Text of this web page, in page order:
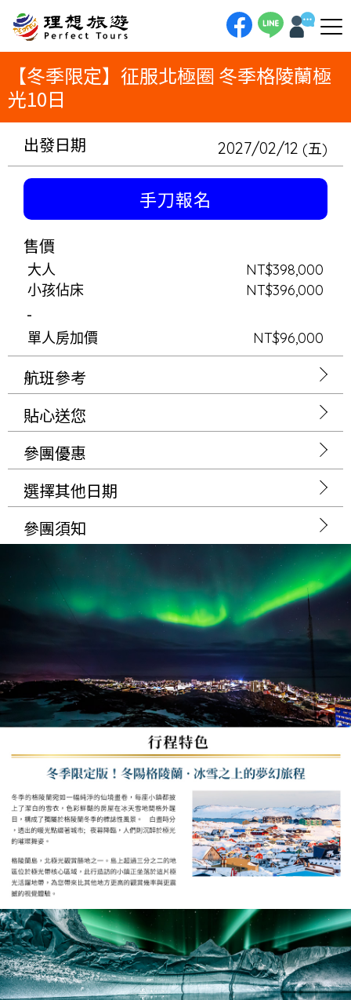
離感受冰山的巨偉。為您的追極光夢想升級：在舒適的極光玻璃屋中靜候幸福極光，或在北極營地體驗無光害的極致絢爛。更有
刺激的狗拉雪橇與壓雪車探險。格陵蘭極光十日，不僅是旅行，更是冰雪世界裡一次深入靈魂的自我征服。
【冬季限定】征服北極圈 冬季格陵蘭極
光10日
出發日期 2027/02/12 (五)
手刀報名
售價
大人
NT$398,000
小孩佔床
NT$396,000
-
單人房加價 NT$96,000
航班參考
貼心送您
參團優惠
選擇其他日期
參團須知